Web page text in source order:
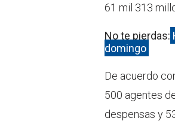
61 mil 313
No te pierdas:
domingo
De acuerdo
500 agentes
despensas y